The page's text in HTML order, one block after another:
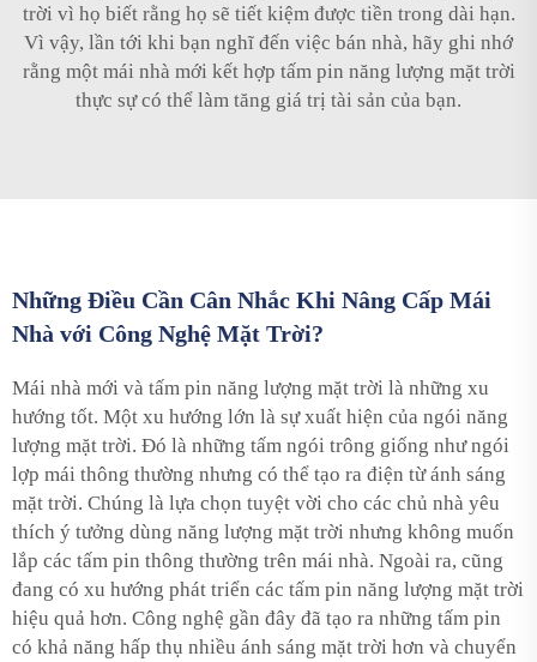
trời vì họ biết rằng họ sẽ tiết kiệm được tiền trong dài hạn.
Vì vậy, lần tới khi bạn nghĩ đến việc bán nhà, hãy ghi nhớ
rằng một mái nhà mới kết hợp tấm pin năng lượng mặt trời
thực sự có thể làm tăng giá trị tài sản của bạn.
Những Điều Cần Cân Nhắc Khi Nâng Cấp Mái
Nhà với Công Nghệ Mặt Trời?
Mái nhà mới và tấm pin năng lượng mặt trời là những xu
hướng tốt. Một xu hướng lớn là sự xuất hiện của ngói năng
lượng mặt trời. Đó là những tấm ngói trông giống như ngói
lợp mái thông thường nhưng có thể tạo ra điện từ ánh sáng
mặt trời. Chúng là lựa chọn tuyệt vời cho các chủ nhà yêu
thích ý tưởng dùng năng lượng mặt trời nhưng không muốn
lắp các tấm pin thông thường trên mái nhà. Ngoài ra, cũng
đang có xu hướng phát triển các tấm pin năng lượng mặt trời
hiệu quả hơn. Công nghệ gần đây đã tạo ra những tấm pin
có khả năng hấp thụ nhiều ánh sáng mặt trời hơn và chuyển